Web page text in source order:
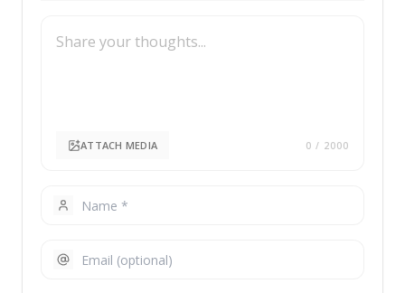
ATTACH MEDIA 0 / 2000